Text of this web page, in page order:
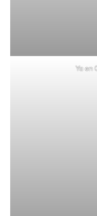
Ya en